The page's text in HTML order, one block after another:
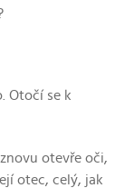
Otočí se k
otevře oči,
otec, celý, jak